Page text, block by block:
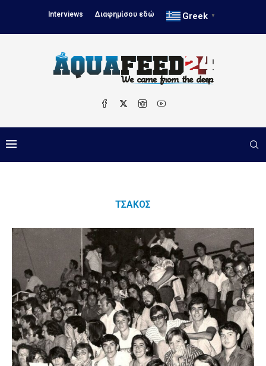
Interviews Διαφημίσου εδώ Greek ▼
ΤΣΆΚΟΣ